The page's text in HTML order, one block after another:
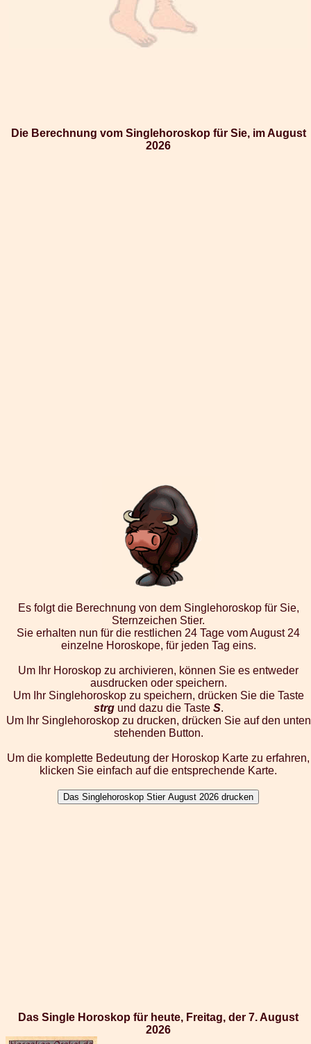
Die Berechnung vom Singlehoroskop für Sie, im August
2026
Es folgt die Berechnung von dem Singlehoroskop für Sie,
Sternzeichen Stier.
Sie erhalten nun für die restlichen 24 Tage vom August 24
einzelne Horoskope, für jeden Tag eins.
Um Ihr Horoskop zu archivieren, können Sie es entweder
ausdrucken oder speichern.
Um Ihr Singlehoroskop zu speichern, drücken Sie die Taste
strgund dazu die Taste S.
Um Ihr Singlehoroskop zu drucken, drücken Sie auf den unten
stehenden Button.
Um die komplette Bedeutung der Horoskop Karte zu erfahren,
klicken Sie einfach auf die entsprechende Karte.
Das Single Horoskop für heute, Freitag, der 7. August
2026